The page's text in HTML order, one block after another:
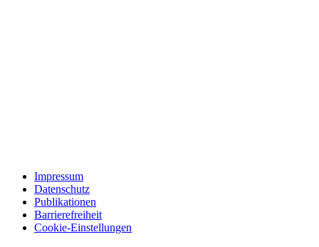
Impressum
Datenschutz
Publikationen
Barrierefreiheit
Cookie-Einstellungen